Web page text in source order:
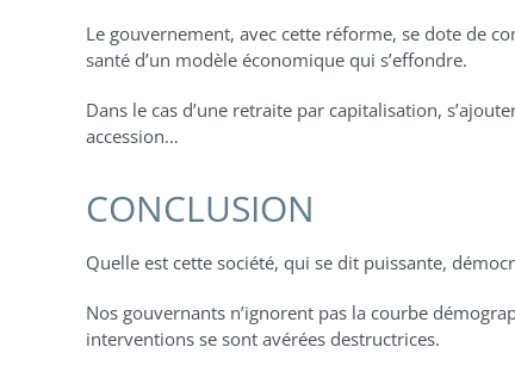
Le gouvernement, avec cette réforme, se dote de
santé d’un modèle économique qui s’effondre.
Dans le cas d’une retraite par capitalisation,
accession…
CONCLUSION
Quelle est cette société, qui se dit puissante,
Nos gouvernants n’ignorent pas la courbe
interventions se sont avérées destructrices.